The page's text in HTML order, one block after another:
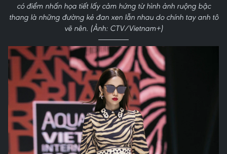
có điểm nhấn họa tiết lấy cảm hứng từ hình ảnh ruộng bậc
thang là những đường kẻ đan xen lẫn nhau do chính tay anh tô
vẽ nên. (Ảnh: CTV/Vietnam+)